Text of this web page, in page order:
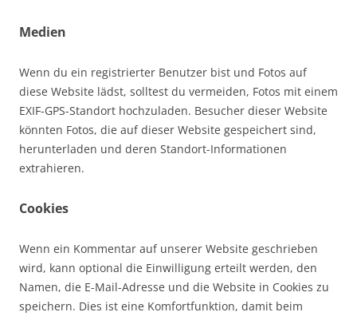
Medien
Wenn du ein registrierter Benutzer bist und Fotos auf
diese Website lädst, solltest du vermeiden, Fotos mit einem
EXIF-GPS-Standort hochzuladen. Besucher dieser Website
könnten Fotos, die auf dieser Website gespeichert sind,
herunterladen und deren Standort-Informationen
extrahieren.
Cookies
Wenn ein Kommentar auf unserer Website geschrieben
wird, kann optional die Einwilligung erteilt werden, den
Namen, die E-Mail-Adresse und die Website in Cookies zu
speichern. Dies ist eine Komfortfunktion, damit beim